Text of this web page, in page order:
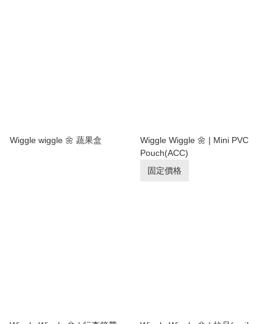
Wiggle wiggle 🌼 蔬果盒
Wiggle Wiggle 🌼 | Mini PVC
Pouch(ACC)
固定價格